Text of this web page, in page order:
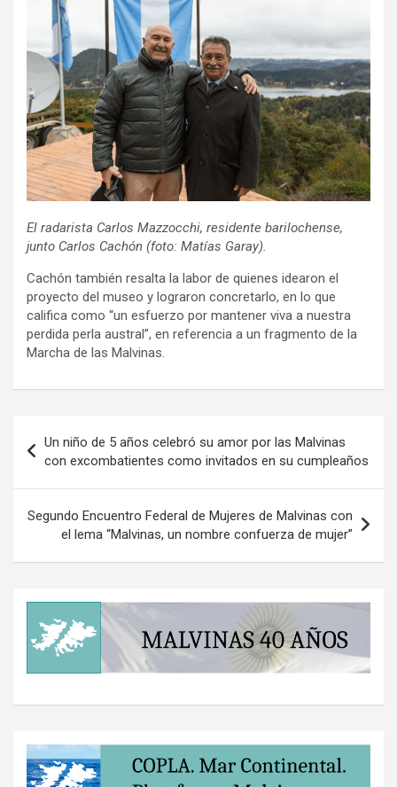
El radarista Carlos Mazzocchi, residente barilochense,
junto Carlos Cachón (foto: Matías Garay).
Cachón también resalta la labor de quienes idearon el
proyecto del museo y lograron concretarlo, en lo que
califica como “un esfuerzo por mantener viva a nuestra
perdida perla austral”, en referencia a un fragmento de la
Marcha de las Malvinas.
de
entradas
Un niño de 5 años celebró su amor por las Malvinas
con excombatientes como invitados en su cumpleaños
Segundo Encuentro Federal de Mujeres de Malvinas con
el lema “Malvinas, un nombre confuerza de mujer”